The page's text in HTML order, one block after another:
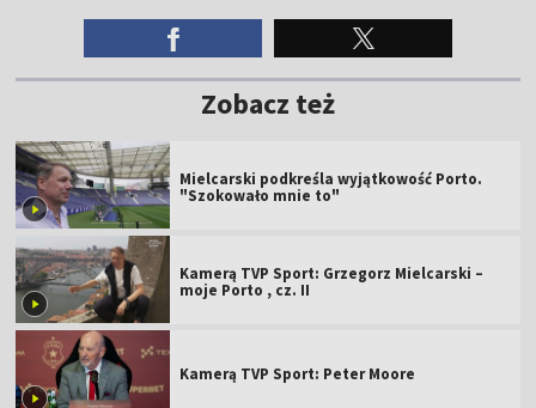
Zobacz też
Mielcarski podkreśla wyjątkowość Porto.
"Szokowało mnie to"
Kamerą TVP Sport: Grzegorz Mielcarski –
moje Porto , cz. II
Kamerą TVP Sport: Peter Moore